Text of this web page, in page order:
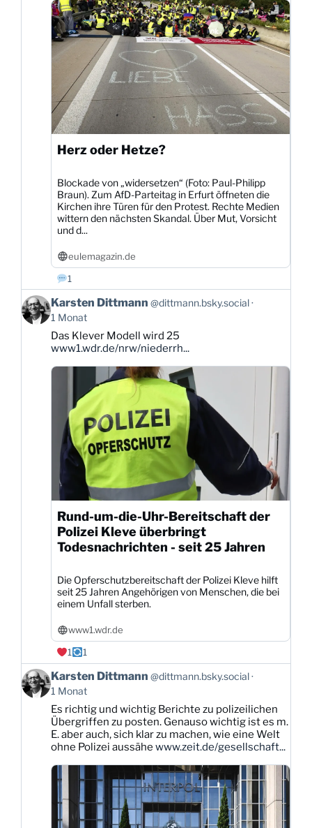
ansehen
Herz oder Hetze?
Blockade von „widersetzen“ (Foto: Paul-Philipp
Braun). Zum AfD-Parteitag in Erfurt öffneten die
Kirchen ihre Türen für den Protest. Rechte Medien
wittern den nächsten Skandal. Über Mut, Vorsicht
und d...
eulemagazin.de
1
Beitrag
von
Karsten
Dittmann
Bluesky
Karsten Dittmann @dittmann.bsky.social
1 Monat
Das Klever Modell wird 25
www1.wdr.de/nrw/niederrh...
Rund-um-die-Uhr-Bereitschaft der
Polizei Kleve überbringt
Todesnachrichten - seit 25 Jahren
Die Opferschutzbereitschaft der Polizei Kleve hilft
seit 25 Jahren Angehörigen von Menschen, die bei
einem Unfall sterben.
www1.wdr.de
1
1
Beitrag
von
Karsten
Dittmann
Bluesky
ansehen
Karsten Dittmann @dittmann.bsky.social
1 Monat
Es richtig und wichtig Berichte zu polizeilichen
Übergriffen zu posten. Genauso wichtig ist es m.
E. aber auch, sich klar zu machen, wie eine Welt
ohne Polizei aussähe www.zeit.de/gesellschaft...